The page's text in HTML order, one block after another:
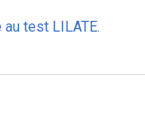
au test LILATE.